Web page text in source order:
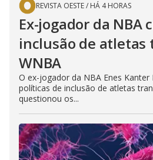
REVISTA OESTE/ HÁ 4 HORAS
Ex-jogador da NBA
inclusão de atletas
WNBA
O ex-jogador da NBA Enes
políticas de inclusão de atletas
questionou os...